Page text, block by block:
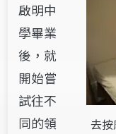
去
啟明中
學畢業
後，就
開始嘗
試往不
同的領